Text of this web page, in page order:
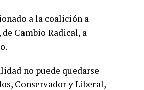
a la coalición a
Cambio Radical, a
no puede quedarse
Conservador y Liberal,